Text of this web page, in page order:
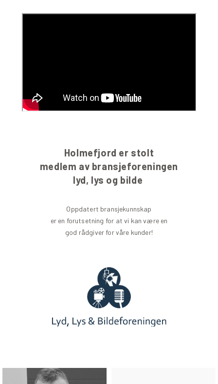
Holmefjord er stolt
medlem av bransjeforeningen
lyd, lys og bilde
Oppdatert bransjekunnskap
er en forutsetning for at vi kan være en
god rådgiver for våre kunder!